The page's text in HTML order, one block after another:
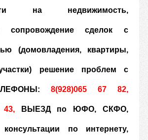
на недвижимость,
сопровождение сделок с
(домовладения, квартиры,
решение проблем с
8(928)065 67 82,
43,ВЫЕЗД по ЮФО, СКФО,
консультации по интернету,